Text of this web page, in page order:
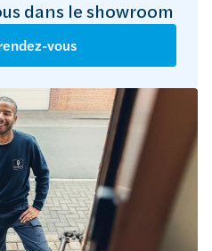
dans le showroom
vous